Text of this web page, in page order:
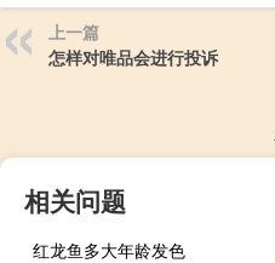
上一篇
怎样对唯品会进行投诉
相关问题
红龙鱼多大年龄发色